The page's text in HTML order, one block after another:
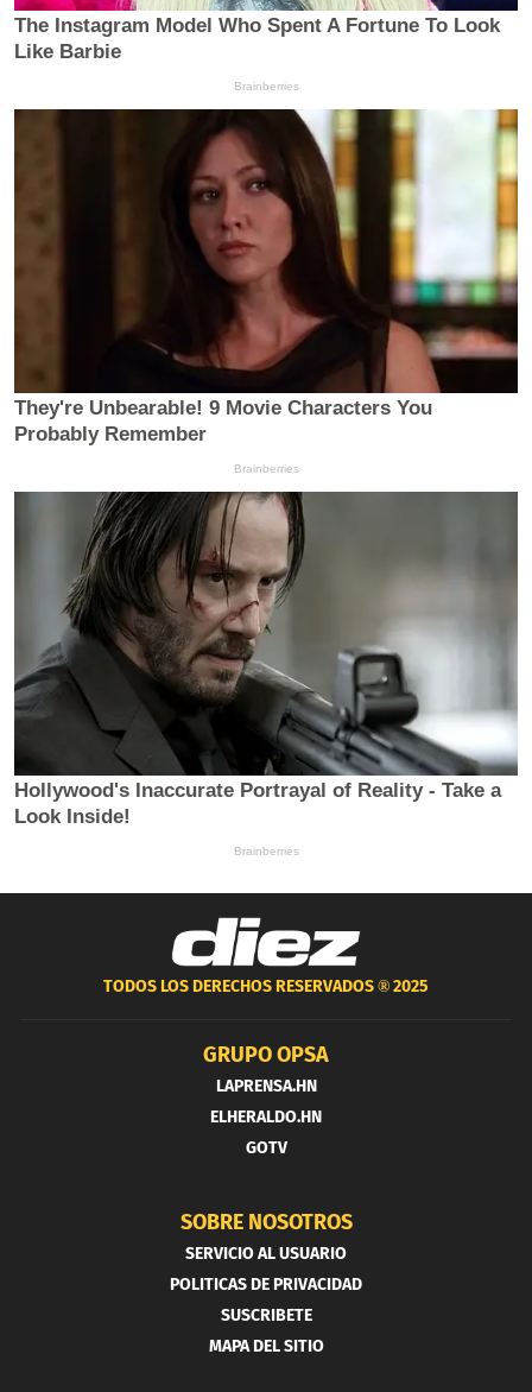
TODOS LOS DERECHOS RESERVADOS ®2025
GRUPO OPSA
LAPRENSA.HN
ELHERALDO.HN
GOTV
SOBRE NOSOTROS
SERVICIO AL USUARIO
POLITICAS DE PRIVACIDAD
SUSCRIBETE
MAPA DEL SITIO